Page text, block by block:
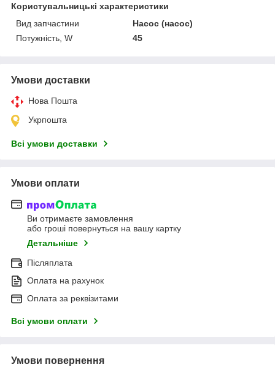
Користувальницькі характеристики
Вид запчастини
Насос (насос)
Потужність, W
45
Умови доставки
Нова Пошта
Укрпошта
Всі умови доставки
Умови оплати
Ви отримаєте замовлення
або гроші повернуться на вашу картку
Детальніше
Післяплата
Оплата на рахунок
Оплата за реквізитами
Всі умови оплати
Умови повернення